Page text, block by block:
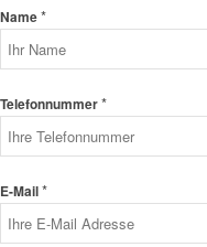
Name*
Telefonnummer*
E-Mail*